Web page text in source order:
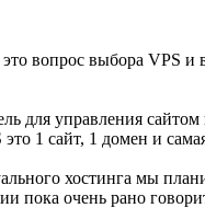
вопрос выбора VPS и
для управления
1 сайт, 1 домен и
хостинга мы
пока очень рано